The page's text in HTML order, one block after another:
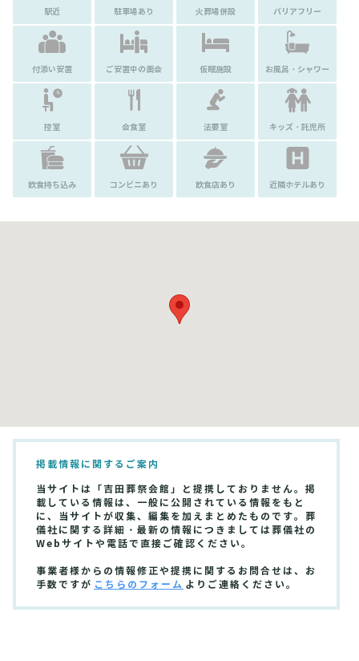
駅近 駐車場あり 火葬場併設 バリアフリー
付添い安置 ご安置中の面会 仮眠施設 お風呂・シャワー
控室 会食室 法要室 キッズ・託児所
飲食持ち込み コンビニあり 飲食店あり 近隣ホテルあり
掲載情報に関するご案内
当サイトは「吉田葬祭会館」と提携しておりません。掲
載している情報は、一般に公開されている情報をもと
に、当サイトが収集、編集を加えまとめたものです。葬
儀社に関する詳細・最新の情報につきましては葬儀社の
Webサイトや電話で直接ご確認ください。
事業者様からの情報修正や提携に関するお問合せは、お
手数ですが こちらのフォーム よりご連絡ください。